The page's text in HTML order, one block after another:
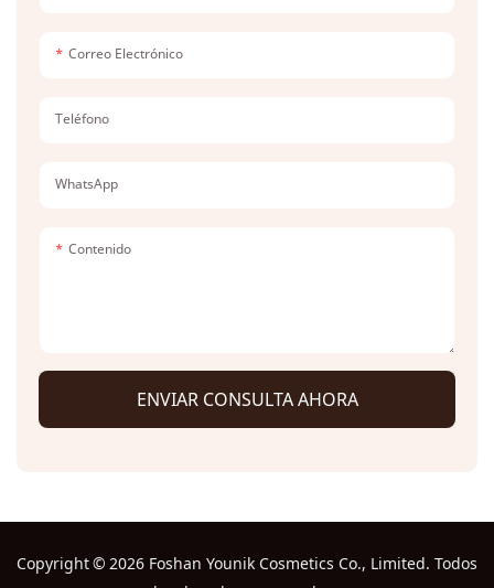
Correo Electrónico
Teléfono
WhatsApp
Contenido
ENVIAR CONSULTA AHORA
Copyright© 2026 Foshan Younik Cosmetics Co., Limited. Todos